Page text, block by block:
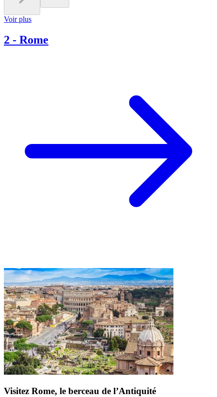
Voir plus
2 - Rome
Visitez Rome, le berceau de l’Antiquité